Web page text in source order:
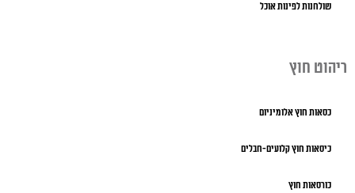
שולחנות לפינות אוכל
ריהוט חוץ
כסאות חוץ אלומיניום
כיסאות חוץ קלועים-חבלים
כורסאות חוץ